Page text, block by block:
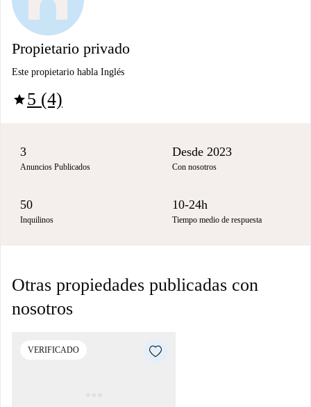
Propietario privado
Este propietario habla Inglés
star5 (4)
3
Anuncios Publicados
Desde 2023
Con nosotros
50
Inquilinos
10-24h
Tiempo medio de respuesta
Otras propiedades publicadas con
nosotros
VERIFICADO